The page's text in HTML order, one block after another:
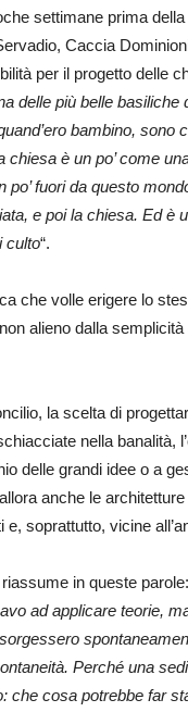
settimane prima
Caccia
per il progetto delle
delle più belle basiliche
bambino, sono
è un po’ come
fuori da questo
e poi la chiesa. Ed è
culto“.
che volle erigere lo
alieno dalla
la scelta di
nella banalità,
delle grandi idee o a
anche le
soprattutto, vicine
in queste
ad applicare teorie,
Perché una
che cosa potrebbe far